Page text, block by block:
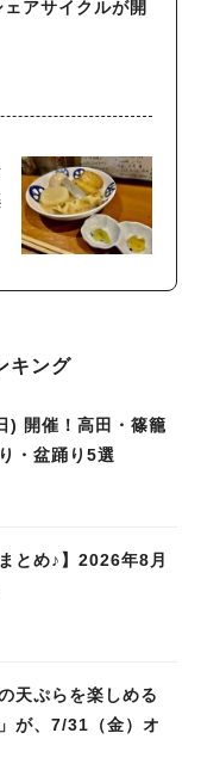
ェアサイクルが開
キング
) 開催！高田・篠籠
・盆踊り5選
とめ♪】2026年8月
天ぷらを楽しめる
が、7/31（金）オ